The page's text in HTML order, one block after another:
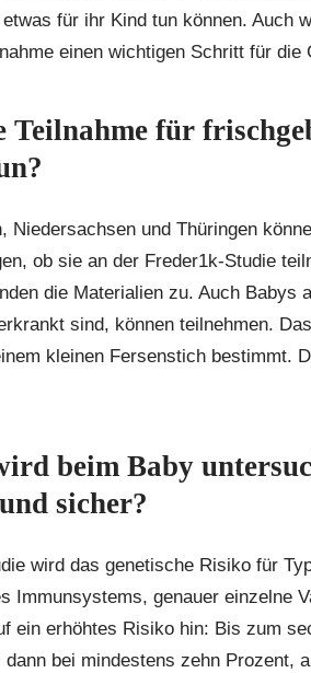
für ihr Kind tun können. Auch
einen wichtigen Schritt für die
Teilnahme für
Niedersachsen und Thüringen
ob sie an der Freder1k-Studie
die Materialien zu. Auch
sind, können teilnehmen.
kleinen Fersenstich bestimmt.
beim Baby
sicher?
wird das genetische Risiko für
Immunsystems, genauer einzelne
ein erhöhtes Risiko hin: Bis zum
bei mindestens zehn Prozent,